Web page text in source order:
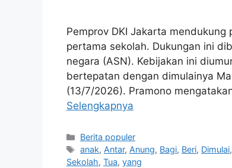
Pemprov DKI Jakarta
pertama sekolah. Dukungan ini
negara (ASN). Kebijakan ini
bertepatan dengan dimulainya
(13/7/2026). Pramono
Selengkapnya
Kategori
Berita populer
Tag
anak, Antar, Anung, Bagi, Beri, Dimulai,
Sekolah, Tua, yang